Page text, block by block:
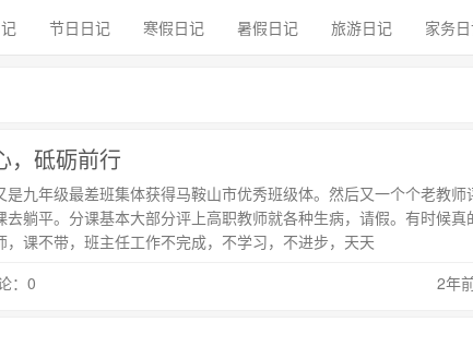
节日日记 寒假日记 暑假日记 旅游日记 家务
，砥砺前行
是九年级最差班集体获得马鞍山市优秀班级体。然后又一个个老教师
去躺平。分课基本大部分评上高职教师就各种生病，请假。有时候真
，课不带，班主任工作不完成，不学习，不进步，天天
：0
2年